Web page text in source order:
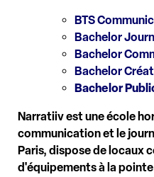
BTS
Bachelor
Bachelor
Bachelor
Bachelor
Narratiiv est une école
communication et le
Paris, dispose de locaux
d'équipements à la